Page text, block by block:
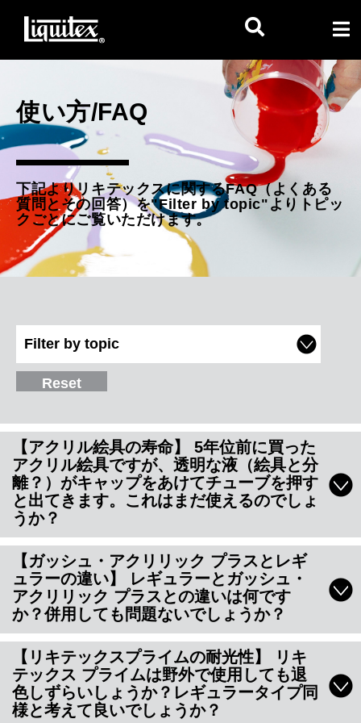
使い方/FAQ
下記よりリキテックスに関するFAQ（よくある
質問とその回答）を"Filter by topic"よりトピッ
クごとにご覧いただけます。
Reset
【アクリル絵具の寿命】 5年位前に買った
アクリル絵具ですが、透明な液（絵具と分
離？）がキャップをあけてチューブを押す
と出てきます。これはまだ使えるのでしょ
うか？
【ガッシュ・アクリリック プラスとレギ
ュラーの違い】 レギュラーとガッシュ・
アクリリック プラスとの違いは何です
か？併用しても問題ないでしょうか？
【リキテックスプライムの耐光性】 リキ
テックス プライムは野外で使用しても退
色しずらいしょうか？レギュラータイプ同
様と考えて良いでしょうか？